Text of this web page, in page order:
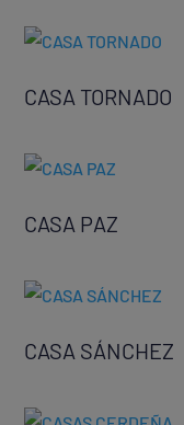
CASA TORNADO
CASA PAZ
CASA SÁNCHEZ